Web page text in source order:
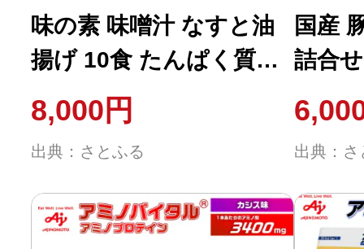
味の素 味噌汁 なすと油
揚げ 10食 たんぱく質が
しっかり摂れる インス
タント 即席 みそ汁
8,000円
出典：さとふる
国産
詰合
ク入
ス 人
出典：さ